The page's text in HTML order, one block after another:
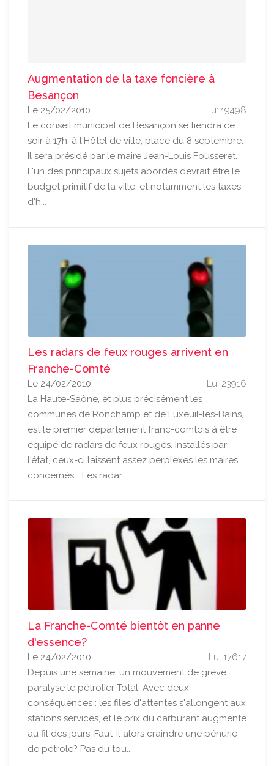
Augmentation de la taxe foncière à
Besançon
Lu: 19498
Le 25/02/2010
Le conseil municipal de Besançon se tiendra ce
soir à 17h, à l'Hôtel de ville, place du 8 septembre.
Il sera présidé par le maire Jean-Louis Fousseret.
L'un des principaux sujets abordés devrait être le
budget primitif de la ville, et notamment les taxes
d'h...
Les radars de feux rouges arrivent en
Franche-Comté
Lu: 23916
Le 24/02/2010
La Haute-Saône, et plus précisément les
communes de Ronchamp et de Luxeuil-les-Bains,
est le premier département franc-comtois à être
équipé de radars de feux rouges. Installés par
l'état, ceux-ci laissent assez perplexes les maires
concernés... Les radar...
La Franche-Comté bientôt en panne
d'essence?
Lu: 17617
Le 24/02/2010
Depuis une semaine, un mouvement de grève
paralyse le pétrolier Total. Avec deux
conséquences : les files d'attentes s'allongent aux
stations services, et le prix du carburant augmente
au fil des jours. Faut-il alors craindre une pénurie
de pétrole? Pas du tou...